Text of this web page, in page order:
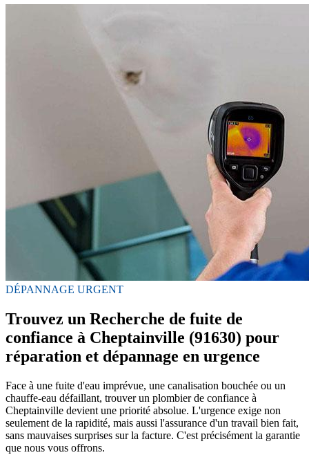
DÉPANNAGE URGENT
Trouvez un Recherche de fuite de
confiance à Cheptainville (91630) pour
réparation et dépannage en urgence
Face à une fuite d'eau imprévue, une canalisation bouchée ou un
chauffe-eau défaillant, trouver un plombier de confiance à
Cheptainville devient une priorité absolue. L'urgence exige non
seulement de la rapidité, mais aussi l'assurance d'un travail bien fait,
sans mauvaises surprises sur la facture. C'est précisément la garantie
que nous vous offrons.